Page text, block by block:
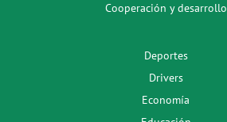
Cooperación y desarrollo
Deportes
Drivers
Economía